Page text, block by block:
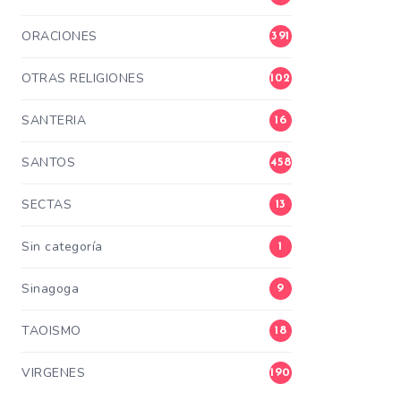
ORACIONES 391
OTRAS RELIGIONES 102
SANTERIA 16
SANTOS 458
SECTAS 13
Sin categoría 1
Sinagoga 9
TAOISMO 18
VIRGENES 190